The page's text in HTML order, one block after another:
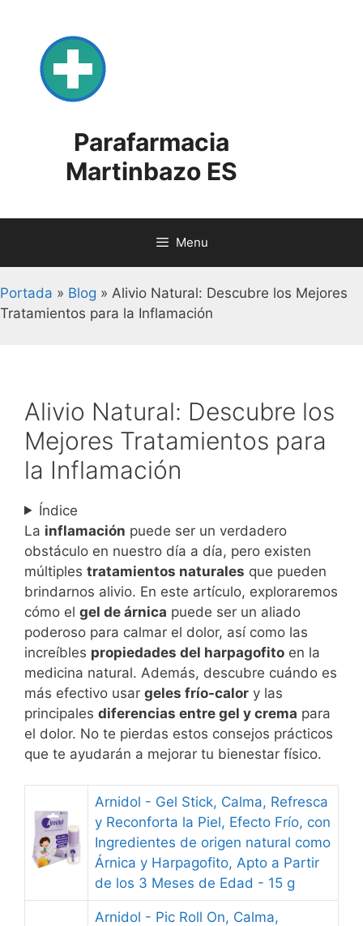
content
Parafarmacia
Martinbazo ES
Menu
Portada » Blog » Alivio Natural: Descubre los Mejores
Tratamientos para la Inflamación
Alivio Natural: Descubre los
Mejores Tratamientos para
la Inflamación
Índice
La inflamación puede ser un verdadero
obstáculo en nuestro día a día, pero existen
múltiples tratamientos naturales que pueden
brindarnos alivio. En este artículo, exploraremos
cómo el gel de árnica puede ser un aliado
poderoso para calmar el dolor, así como las
increíbles propiedades del harpagofito en la
medicina natural. Además, descubre cuándo es
más efectivo usar geles frío-calor y las
principales diferencias entre gel y crema para
el dolor. No te pierdas estos consejos prácticos
que te ayudarán a mejorar tu bienestar físico.
Arnidol - Gel Stick, Calma, Refresca
y Reconforta la Piel, Efecto Frío, con
Ingredientes de origen natural como
Árnica y Harpagofito, Apto a Partir
de los 3 Meses de Edad - 15 g
Arnidol - Pic Roll On, Calma,